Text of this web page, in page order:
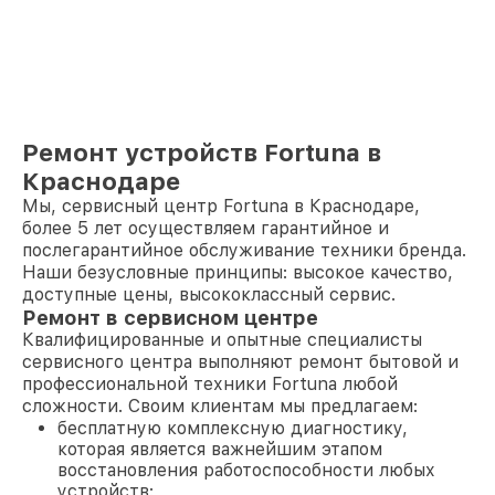
Ремонт устройств Fortuna в
Краснодаре
Мы, сервисный центр Fortuna в Краснодаре,
более 5 лет осуществляем гарантийное и
послегарантийное обслуживание техники бренда.
Наши безусловные принципы: высокое качество,
доступные цены, высококлассный сервис.
Ремонт в сервисном центре
Квалифицированные и опытные специалисты
сервисного центра выполняют ремонт бытовой и
профессиональной техники Fortuna любой
сложности. Своим клиентам мы предлагаем:
бесплатную комплексную диагностику,
которая является важнейшим этапом
восстановления работоспособности любых